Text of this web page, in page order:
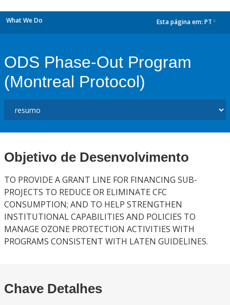
What We Do Esta página em: PT
ODS Phase-Out Program
(Montreal Protocol)
Objetivo de Desenvolvimento
TO PROVIDE A GRANT LINE FOR FINANCING SUB-
PROJECTS TO REDUCE OR ELIMINATE CFC
CONSUMPTION; AND TO HELP STRENGTHEN
INSTITUTIONAL CAPABILITIES AND POLICIES TO
MANAGE OZONE PROTECTION ACTIVITIES WITH
PROGRAMS CONSISTENT WITH LATEN GUIDELINES.
Chave Detalhes